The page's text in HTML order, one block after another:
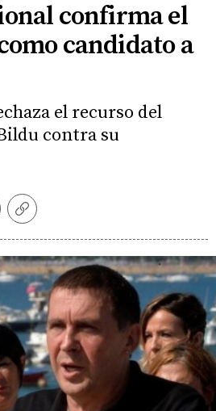
confirma el
candidato a
el recurso del
contra su
Copiar